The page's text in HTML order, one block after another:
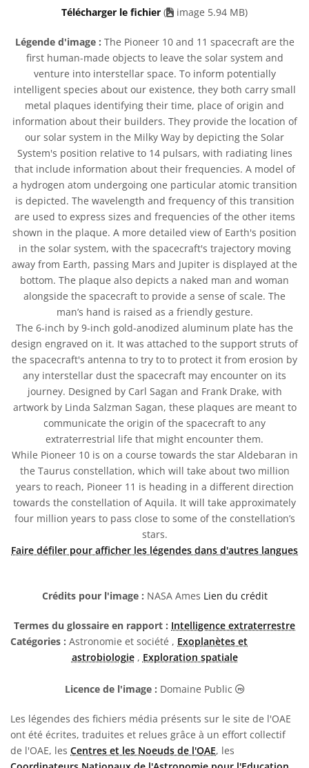
Télécharger le fichier ( image 5.94 MB)
Légende d'image : The Pioneer 10 and 11 spacecraft are the
first human-made objects to leave the solar system and
venture into interstellar space. To inform potentially
intelligent species about our existence, they both carry small
metal plaques identifying their time, place of origin and
information about their builders. They provide the location of
our solar system in the Milky Way by depicting the Solar
System's position relative to 14 pulsars, with radiating lines
that include information about their frequencies. A model of
a hydrogen atom undergoing one particular atomic transition
is depicted. The wavelength and frequency of this transition
are used to express sizes and frequencies of the other items
shown in the plaque. A more detailed view of Earth's position
in the solar system, with the spacecraft's trajectory moving
away from Earth, passing Mars and Jupiter is displayed at the
bottom. The plaque also depicts a naked man and woman
alongside the spacecraft to provide a sense of scale. The
man’s hand is raised as a friendly gesture.
The 6-inch by 9-inch gold-anodized aluminum plate has the
design engraved on it. It was attached to the support struts of
the spacecraft's antenna to try to to protect it from erosion by
any interstellar dust the spacecraft may encounter on its
journey. Designed by Carl Sagan and Frank Drake, with
artwork by Linda Salzman Sagan, these plaques are meant to
communicate the origin of the spacecraft to any
extraterrestrial life that might encounter them.
While Pioneer 10 is on a course towards the star Aldebaran in
the Taurus constellation, which will take about two million
years to reach, Pioneer 11 is heading in a different direction
towards the constellation of Aquila. It will take approximately
four million years to pass close to some of the constellation’s
stars.
Faire défiler pour afficher les légendes dans d'autres langues
Crédits pour l'image : NASA Ames Lien du crédit
Termes du glossaire en rapport : Intelligence extraterrestre
Catégories : Astronomie et société , Exoplanètes et
astrobiologie, Exploration spatiale
Licence de l'image : Domaine Public Domaine
Les légendes des fichiers média présents sur le site de l'OAE
ont été écrites, traduites et relues grâce à un effort collectif
de l'OAE, les Centres et les Noeuds de l'OAE, les